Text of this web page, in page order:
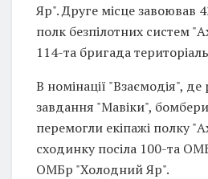
Яр". Друге місце завоював
полк безпілотних систем
114-та бригада
В номінації "Взаємодія",
завдання "Мавіки",
перемогли екіпажі полку
сходинку посіла 100-та
ОМБр "Холодний Яр".